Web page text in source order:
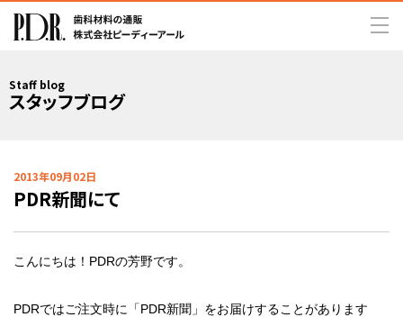
Staff blog
スタッフブログ
2013年09月02日
PDR新聞にて
こんにちは！PDRの芳野です。
PDRではご注文時に「PDR新聞」をお届けすることがあります